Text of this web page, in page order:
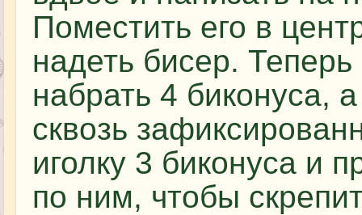
Поместить его в
надеть бисер.
набрать 4 биконуса,
сквозь
иголку 3 биконуса и
по ним, чтобы